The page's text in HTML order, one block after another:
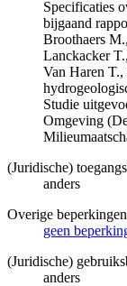
Specificaties
bijgaand
Broothaers
Lanckacker
Van Haren
Studie
Omgeving
(Juridische)
anders
Overige beperkingen
geen
(Juridische)
anders